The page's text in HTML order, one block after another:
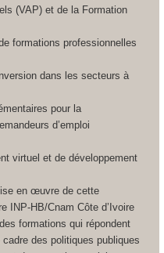
(VAP) et de la Formation
formations professionnelles
dans les secteurs à
pour la
d’emploi
virtuel et de développement
en œuvre de cette
INP-HB/Cnam Côte d’Ivoire
formations qui répondent
des politiques publiques